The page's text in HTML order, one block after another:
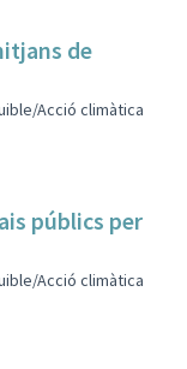
de
Acció climàtica
públics per
Acció climàtica